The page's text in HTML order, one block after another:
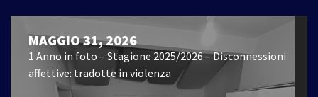
MAGGIO 31, 2026
1 Anno in foto – Stagione 2025/2026 – Disconnessioni
affettive: tradotte in violenza